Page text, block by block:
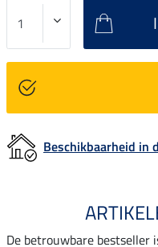
Beschikbaarheid in
De betrouwbare bestseller